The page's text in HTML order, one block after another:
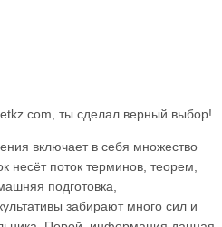
ты сделал верный выбор!
включает в себя множество
несёт поток терминов, теорем,
подготовка,
забирают много сил и